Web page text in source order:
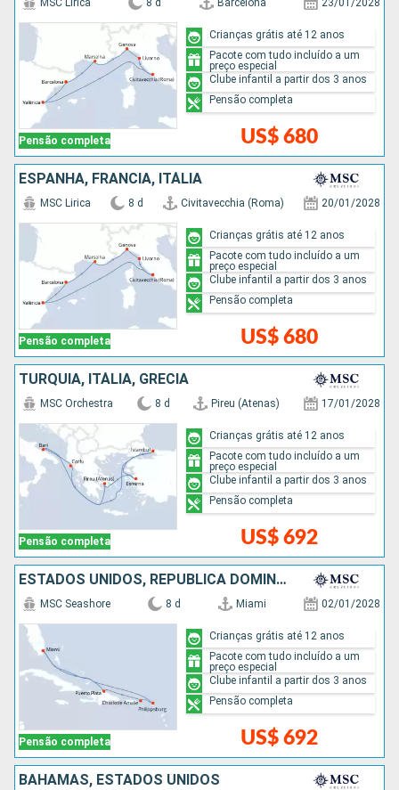
Pensão completa
MSC Lirica 8 d Barcelona 23/01/2028
US$ 680
Crianças grátis até 12 anos
Pacote com tudo incluído a um
preço especial
Clube infantil a partir dos 3 anos
Pensão completa
ESPANHA, FRANCIA, ITÁLIA
Pensão completa
MSC Lirica 8 d Civitavecchia (Roma) 20/01/2028
US$ 680
Crianças grátis até 12 anos
Pacote com tudo incluído a um
preço especial
Clube infantil a partir dos 3 anos
Pensão completa
TURQUIA, ITÁLIA, GRÉCIA
Pensão completa
MSC Orchestra 8 d Pireu (Atenas) 17/01/2028
US$ 692
Crianças grátis até 12 anos
Pacote com tudo incluído a um
preço especial
Clube infantil a partir dos 3 anos
Pensão completa
ESTADOS UNIDOS, REPUBLICA DOMINICANA
Pensão completa
MSC Seashore 8 d Miami 02/01/2028
US$ 692
Crianças grátis até 12 anos
Pacote com tudo incluído a um
preço especial
Clube infantil a partir dos 3 anos
Pensão completa
BAHAMAS, ESTADOS UNIDOS